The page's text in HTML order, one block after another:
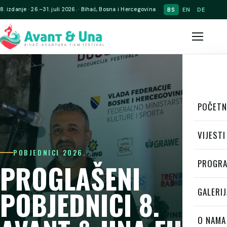
8. izdanje · 26.–31. juli 2026. · Bihać, Bosna i Hercegovina BS EN DE
VIJESTI
O NAMA
POBJEDNICI 2026.
PROGLAŠENI
POBJEDNICI 8.